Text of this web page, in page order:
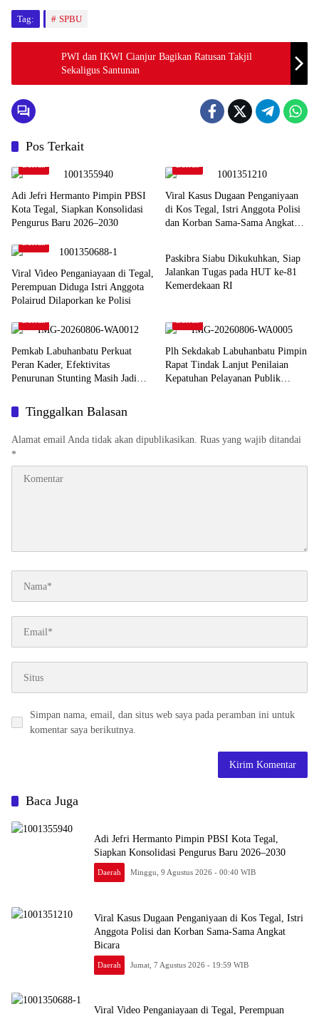
Tag: SPBU
PWI dan IKWI Cianjur Bagikan Ratusan Takjil
Sekaligus Santunan
Pos Terkait
Adi Jefri Hermanto Pimpin PBSI
Kota Tegal, Siapkan Konsolidasi
Pengurus Baru 2026–2030
Viral Kasus Dugaan Penganiyaan
di Kos Tegal, Istri Anggota Polisi
dan Korban Sama-Sama Angkat
Viral Video Penganiayaan di Tegal,
Perempuan Diduga Istri Anggota
Polairud Dilaporkan ke Polisi
Daerah
Paskibra Siabu Dikukuhkan, Siap
Jalankan Tugas pada HUT ke-81
Kemerdekaan RI
Pemkab Labuhanbatu Perkuat
Peran Kader, Efektivitas
Penurunan Stunting Masih Jadi
Plh Sekdakab Labuhanbatu Pimpin
Rapat Tindak Lanjut Penilaian
Kepatuhan Pelayanan Publik
Tinggalkan Balasan
Alamat email Anda tidak akan dipublikasikan. Ruas yang wajib ditandai
*
Simpan nama, email, dan situs web saya pada peramban ini untuk
komentar saya berikutnya.
Baca Juga
Adi Jefri Hermanto Pimpin PBSI Kota Tegal,
Siapkan Konsolidasi Pengurus Baru 2026–2030
Daerah Minggu, 9 Agustus 2026 - 00:40 WIB
Viral Kasus Dugaan Penganiyaan di Kos Tegal, Istri
Anggota Polisi dan Korban Sama-Sama Angkat
Bicara
Daerah Jumat, 7 Agustus 2026 - 19:59 WIB
Viral Video Penganiayaan di Tegal, Perempuan